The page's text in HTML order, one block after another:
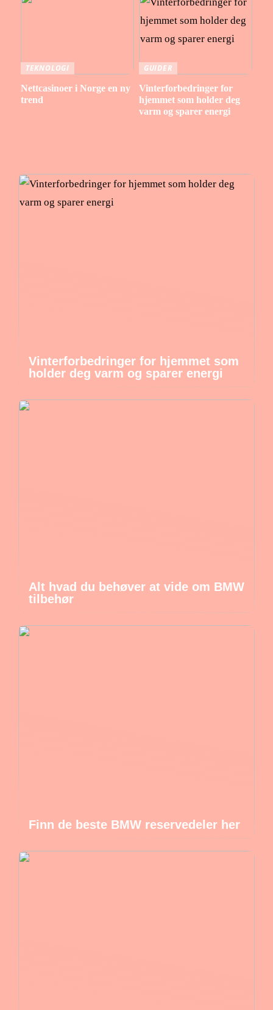
TEKNOLOGI
Nettcasinoer i Norge en ny
trend
GUIDER
Vinterforbedringer for
hjemmet som holder deg
varm og sparer energi
Vinterforbedringer for hjemmet som
holder deg varm og sparer energi
Alt hvad du behøver at vide om BMW
tilbehør
Finn de beste BMW reservedeler her